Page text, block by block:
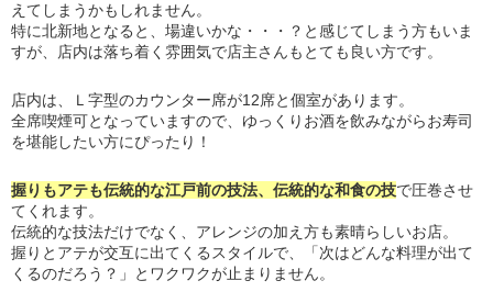
えてしまうかもしれません。
特に北新地となると、場違いかな・・・？と感じてしまう方もいま
すが、店内は落ち着く雰囲気で店主さんもとても良い方です。
店内は、Ｌ字型のカウンター席が12席と個室があります。
全席喫煙可となっていますので、ゆっくりお酒を飲みながらお寿司
を堪能したい方にぴったり！
握りもアテも伝統的な江戸前の技法、伝統的な和食の技で圧巻させ
てくれます。
伝統的な技法だけでなく、アレンジの加え方も素晴らしいお店。
握りとアテが交互に出てくるスタイルで、「次はどんな料理が出て
くるのだろう？」とワクワクが止まりません。